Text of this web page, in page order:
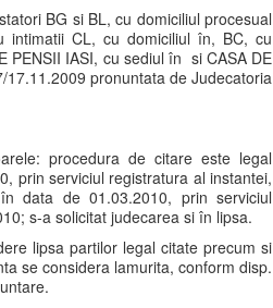
BG si BL, cu domiciliul procesual
intimatii CL, cu domiciliul în, BC, cu
PENSII IASI, cu sediul în si CASA DE
pronuntata de Judecatoria
procedura de citare este legal
prin serviciul registratura al instantei,
data de 01.03.2010, prin serviciul
s-a solicitat judecarea si în lipsa.
lipsa partilor legal citate precum si
se considera lamurita, conform disp.